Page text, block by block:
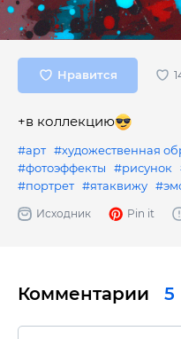
Нравится
+в коллекцию
#арт #художественная
#фотоэффекты
#рисунок
#портрет #ятаквижу
Исходник Pin it
Комментарии 5